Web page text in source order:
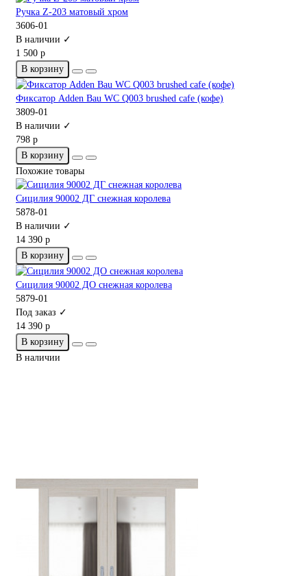
Ручка Z-203 матовый хром
3606-01
В наличии ✓
1 500 р
В корзину
Фиксатор Adden Bau WC Q003 brushed cafe (кофе)
3809-01
В наличии ✓
798 р
В корзину
Похожие товары
Сицилия 90002 ДГ снежная королева
5878-01
В наличии ✓
14 390 р
В корзину
Сицилия 90002 ДО снежная королева
5879-01
Под заказ ✓
14 390 р
В корзину
В наличии